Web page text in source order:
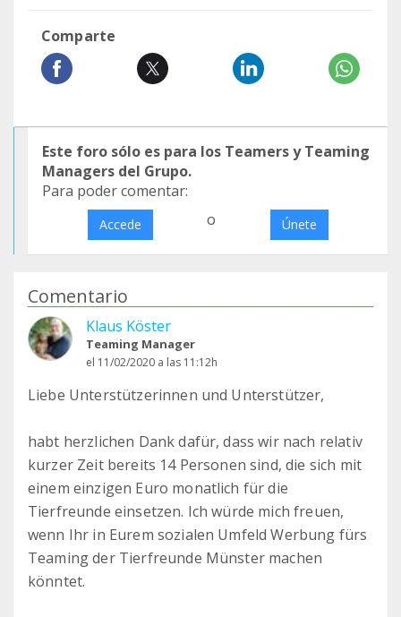
Comparte
Este foro sólo es para los Teamers y Teaming
Managers del Grupo.
Para poder comentar:
Accede o Únete
Comentario
Klaus Köster
Teaming Manager
el 11/02/2020 a las 11:12h
Liebe Unterstützerinnen und Unterstützer,
habt herzlichen Dank dafür, dass wir nach relativ
kurzer Zeit bereits 14 Personen sind, die sich mit
einem einzigen Euro monatlich für die
Tierfreunde einsetzen. Ich würde mich freuen,
wenn Ihr in Eurem sozialen Umfeld Werbung fürs
Teaming der Tierfreunde Münster machen
könntet.